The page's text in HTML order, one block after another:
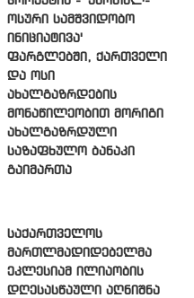
ოსური სამშვიდობო
ინიციატივა'
ფარგლებში, ქართველი
და ოსი
ახალგაზრდების
მონაწილეობით მორიგი
ახალგაზრდული
საზაფხულო ბანაკი
გაიმართა
საქართველოს
მართლმადიდებელმა
ეკლესიამ ილიაობის
დღესასწაული აღნიშნა